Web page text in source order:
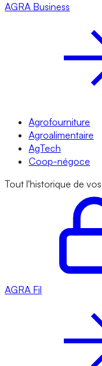
AGRA Business
Agrofourniture
Agroalimentaire
AgTech
Coop-négoce
Tout l'historique de
AGRA Fil